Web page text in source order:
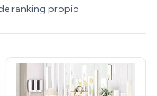
ranking propio